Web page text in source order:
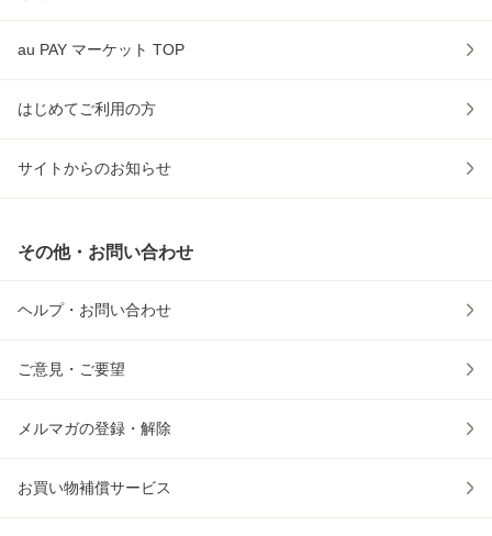
au PAY マーケット TOP
はじめてご利用の方
サイトからのお知らせ
その他・お問い合わせ
ヘルプ・お問い合わせ
ご意見・ご要望
メルマガの登録・解除
お買い物補償サービス